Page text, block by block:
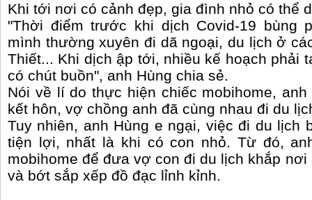
Khi tới nơi có cảnh đẹp, gia đình nhỏ có thể
"Thời điểm trước khi dịch Covid-19 bùng
mình thường xuyên đi dã ngoại, du lịch ở
Thiết... Khi dịch ập tới, nhiều kế hoạch phải
có chút buồn", anh Hùng chia sẻ.
Nói về lí do thực hiện chiếc mobihome,
kết hôn, vợ chồng anh đã cùng nhau đi du
Tuy nhiên, anh Hùng e ngại, việc đi du lịch
tiện lợi, nhất là khi có con nhỏ. Từ đó,
mobihome để đưa vợ con đi du lịch khắp
và bớt sắp xếp đồ đạc lỉnh kỉnh.